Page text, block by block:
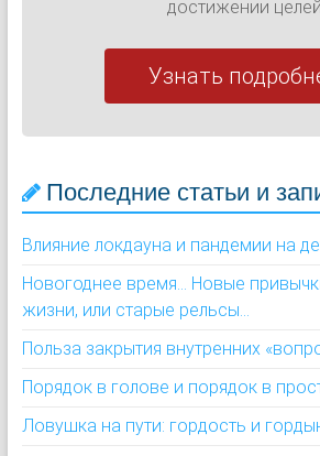
достижении
Узнать
Последние статьи и
Влияние локдауна и пандемии на
Новогоднее время... Новые
жизни, или старые рельсы...
Польза закрытия внутренних
Порядок в голове и порядок в
Ловушка на пути: гордость и